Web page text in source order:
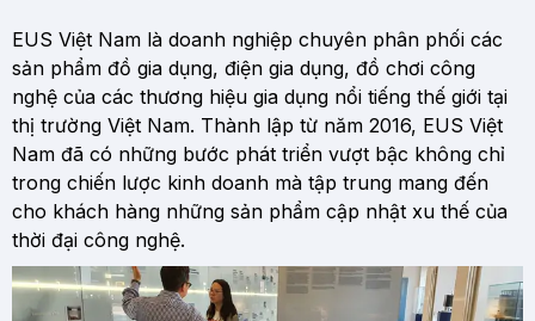
EUS Việt Nam là doanh nghiệp chuyên phân phối các
sản phẩm đồ gia dụng, điện gia dụng, đồ chơi công
nghệ của các thương hiệu gia dụng nổi tiếng thế giới tại
thị trường Việt Nam. Thành lập từ năm 2016, EUS Việt
Nam đã có những bước phát triển vượt bậc không chỉ
trong chiến lược kinh doanh mà tập trung mang đến
cho khách hàng những sản phẩm cập nhật xu thế của
thời đại công nghệ.